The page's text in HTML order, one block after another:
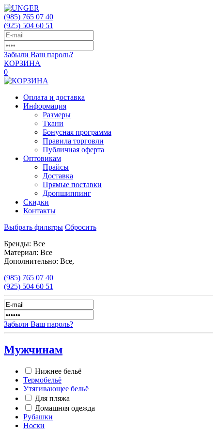
(985) 765 07 40
(925) 504 60 51
Забыли Ваш пароль?
КОРЗИНА
0
Оплата и доставка
Информация
Размеры
Ткани
Бонусная программа
Правила торговли
Публичная оферта
Оптовикам
Прайсы
Доставка
Прямые поставки
Дропшиппинг
Скидки
Контакты
Выбрать фильтры Сбросить
Бренды: Все
Материал: Все
Дополнительно: Все,
(985) 765 07 40
(925) 504 60 51
Забыли Ваш пароль?
Мужчинам
Нижнее бельё
Термобельё
Утягивающее бельё
Для пляжа
Домашняя одежда
Рубашки
Носки